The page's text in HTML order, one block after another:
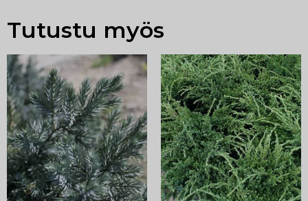
Tutustu myös